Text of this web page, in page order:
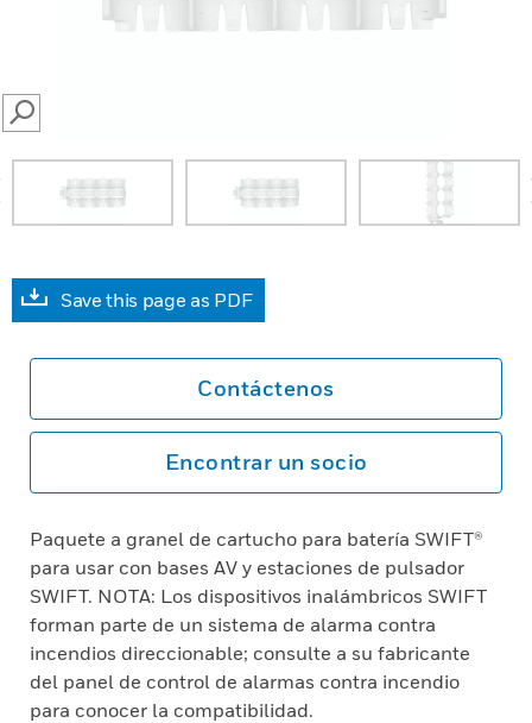
SEARCH
Save this page as PDF
Contáctenos
Encontrar un socio
Paquete a granel de cartucho para batería SWIFT®
para usar con bases AV y estaciones de pulsador
SWIFT. NOTA: Los dispositivos inalámbricos SWIFT
forman parte de un sistema de alarma contra
incendios direccionable; consulte a su fabricante
del panel de control de alarmas contra incendio
para conocer la compatibilidad.